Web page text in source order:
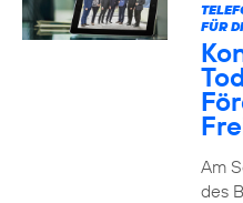
FÜR
Am
des